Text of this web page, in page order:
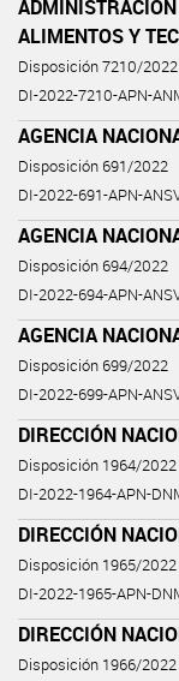
ALIMENTOS Y
Disposición 7210/2022
DI-2022-7210-APN-
AGENCIA
Disposición 691/2022
DI-2022-691-APN-
AGENCIA
Disposición 694/2022
DI-2022-694-APN-
AGENCIA
Disposición 699/2022
DI-2022-699-APN-
DIRECCIÓN
Disposición 1964/2022
DI-2022-1964-APN-
DIRECCIÓN
Disposición 1965/2022
DI-2022-1965-APN-
DIRECCIÓN
Disposición 1966/2022